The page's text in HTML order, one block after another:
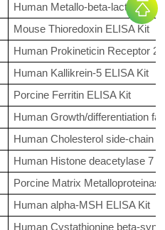
Human Metallo-beta-lactamase
Mouse Thioredoxin ELISA Kit
Human Prokineticin Receptor 2
Human Kallikrein-5 ELISA Kit
Porcine Ferritin ELISA Kit
Human Growth/differentiation
Human Cholesterol side-chain
Human Histone deacetylase 7
Porcine Matrix
Human alpha-MSH ELISA Kit
Human Cystathionine beta-